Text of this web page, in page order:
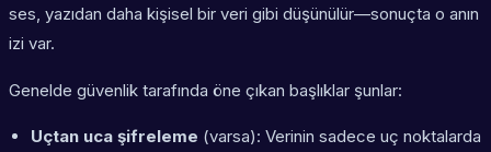
ses, yazıdan daha kişisel bir veri gibi düşünülür—sonuçta o anın
izi var.
Genelde güvenlik tarafında öne çıkan başlıklar şunlar:
Uçtan uca şifreleme (varsa): Verinin sadece uç noktalarda